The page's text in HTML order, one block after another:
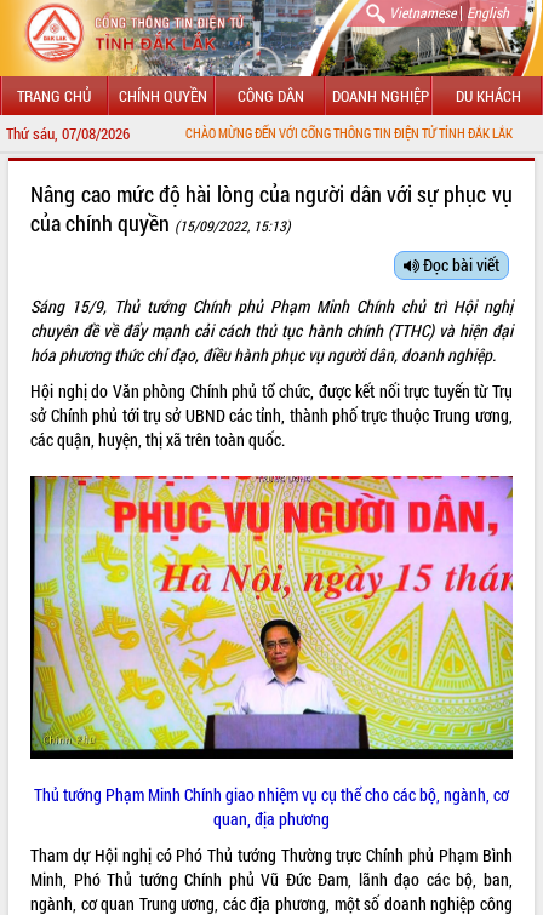
Vietnamese| English
TRANG CHỦ CHÍNH QUYỀN CÔNG DÂN DOANH NGHIỆP DU KHÁCH
Thứ sáu, 07/08/2026CHÀO MỪNG ĐẾN VỚI CỔNG THÔNG TIN ĐIỆN TỬ TỈNH ĐẮK LẮK
LÃNH ĐẠO UBND TỈNH
SỞ, BAN, NGÀNH
THÔNG TIN CHỈ ĐẠO ĐIỀU HÀNH
HỆ THỐNG VĂN BẢN
VĂN BẢN HĐND TỈNH
ĐIỂM TIN VĂN BẢN
QUY HOẠCH - KẾ HOẠCH
Nâng cao mức độ hài lòng của người dân với sự phục vụ
của chính quyền (15/09/2022, 15:13)
Đọc bài viết
Sáng 15/9, Thủ tướng Chính phủ Phạm Minh Chính chủ trì Hội nghị
chuyên đề về đẩy mạnh cải cách thủ tục hành chính (TTHC) và hiện đại
hóa phương thức chỉ đạo, điều hành phục vụ người dân, doanh nghiệp.
Hội nghị do Văn phòng Chính phủ tổ chức, được kết nối trực tuyến từ Trụ
sở Chính phủ tới trụ sở UBND các tỉnh, thành phố trực thuộc Trung ương,
các quận, huyện, thị xã trên toàn quốc.
Thủ tướng Phạm Minh Chính giao nhiệm vụ cụ thể cho các bộ, ngành, cơ
quan, địa phương
Tham dự Hội nghị có Phó Thủ tướng Thường trực Chính phủ Phạm Bình
Minh, Phó Thủ tướng Chính phủ Vũ Đức Đam, lãnh đạo các bộ, ban,
ngành, cơ quan Trung ương, các địa phương, một số doanh nghiệp công